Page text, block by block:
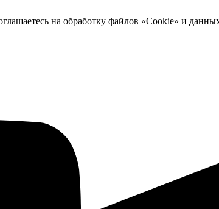
на обработку файлов «Cookie» и